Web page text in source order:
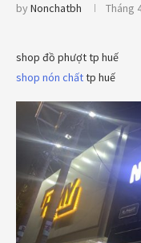
by Nonchatbh Tháng
shop đồ phượt tp huế
shop nón chấttp huế